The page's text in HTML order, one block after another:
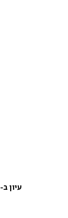
עיון ב-13 תבניות